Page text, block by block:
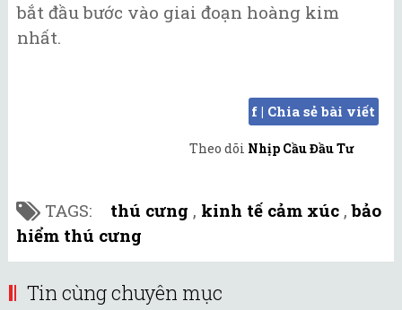
bắt đầu bước vào giai đoạn hoàng kim
nhất.
f | Chia sẻ bài viết
Theo dõi Nhịp Cầu Đầu Tư
TAGS: thú cưng , kinh tế cảm xúc ,bảo
hiểm thú cưng
Tin cùng chuyên mục